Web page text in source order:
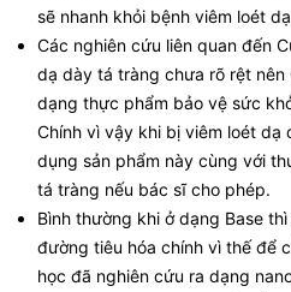
sẽ nhanh khỏi bệnh viêm loét
Các nghiên cứu liên quan đến
dạ dày tá tràng chưa rõ rệt
dạng thực phẩm bảo vệ sức
Chính vì vậy khi bị viêm loét
dụng sản phẩm này cùng với
tá tràng nếu bác sĩ cho phép.
Bình thường khi ở dạng Base
đường tiêu hóa chính vì thế để
học đã nghiên cứu ra dạng